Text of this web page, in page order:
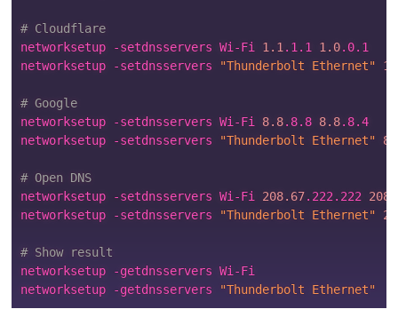
# Cloudflare
networksetup -setdnsservers Wi-Fi 1.1 .1.1 1.0.0.1
networksetup -setdnsservers "Thunderbolt Ethernet"
# Google
networksetup -setdnsservers Wi-Fi 8.8.8.8 8.8.8.4
networksetup -setdnsservers "Thunderbolt Ethernet"
# Open DNS
networksetup -setdnsservers Wi-Fi 208.67.222.222
networksetup -setdnsservers "Thunderbolt Ethernet"
# Show result
networksetup -getdnsservers Wi-Fi
networksetup -getdnsservers "Thunderbolt Ethernet"